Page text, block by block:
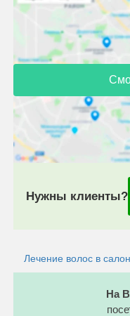
Нужны клиенты?
Лечение волос в
На